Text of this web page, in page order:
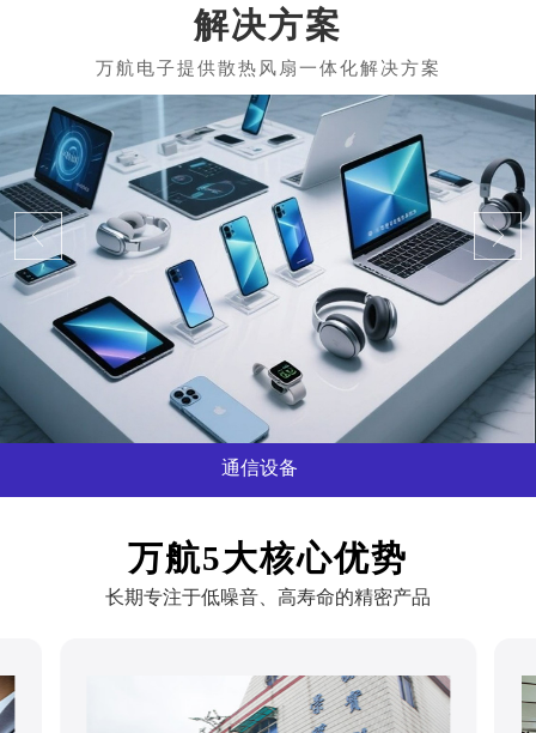
解决方案
万航5大核心优势
长期专注于低噪音、高寿命的精密产品